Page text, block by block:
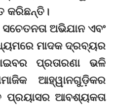
କରିଛନ୍ତି।
ଅଭିଯାନ ଏବଂ
ମାଦକ ଦ୍ରବ୍ୟର
ପ୍ରତାରଣା ଭଳି
ଆହ୍ୱାନଗୁଡ଼ିକର
ପ୍ରୟାସର ଆବଶ୍ୟକତା